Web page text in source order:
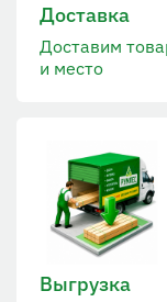
Доставка
Доставим
и место
Выгрузка